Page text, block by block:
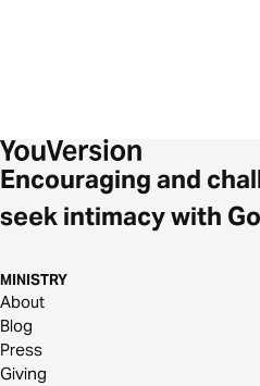
Encouraging and
seek intimacy with
MINISTRY
About
Blog
Press
Giving